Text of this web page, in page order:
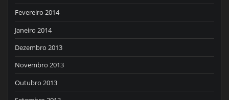
Fevereiro 2014
Janeiro 2014
Dezembro 2013
Novembro 2013
Outubro 2013